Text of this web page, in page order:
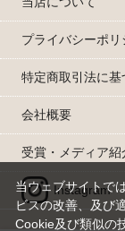
プライバシーポリ
特定商取引法に基
会社概要
受賞・メディア紹
Instagram
当ウェブサイトで
ビスの改善、及び
Cookie及び類似の